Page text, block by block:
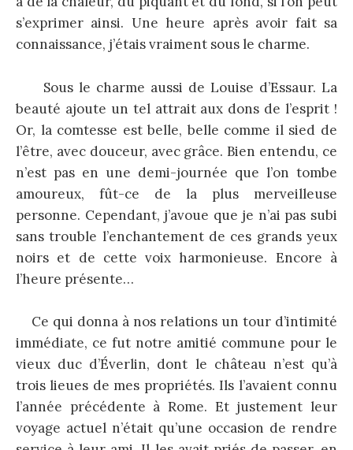
s’exprimer ainsi. Une heure après avoir fait sa
connaissance, j’étais vraiment sous le charme.
Sous le charme aussi de Louise d’Essaur. La
beauté ajoute un tel attrait aux dons de l’esprit !
Or, la comtesse est belle, belle comme il sied de
l’être, avec douceur, avec grâce. Bien entendu, ce
n’est pas en une demi-journée que l’on tombe
amoureux, fût-ce de la plus merveilleuse
personne. Cependant, j’avoue que je n’ai pas subi
sans trouble l’enchantement de ces grands yeux
noirs et de cette voix harmonieuse. Encore à
l’heure présente…
Ce qui donna à nos relations un tour d’intimité
immédiate, ce fut notre amitié commune pour le
vieux duc d’Éverlin, dont le château n’est qu’à
trois lieues de mes propriétés. Ils l’avaient connu
l’année précédente à Rome. Et justement leur
voyage actuel n’était qu’une occasion de rendre